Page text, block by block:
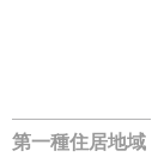
第一種住居地域